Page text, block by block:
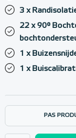
3 x
22 x 90°
1 x
1 x
PAS